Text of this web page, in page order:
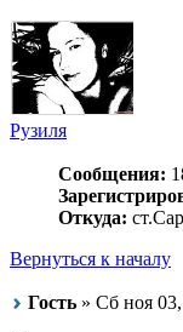
Рузиля
Сообщения:
Откуда:
Вернуться к началу
Гость » Сб ноя